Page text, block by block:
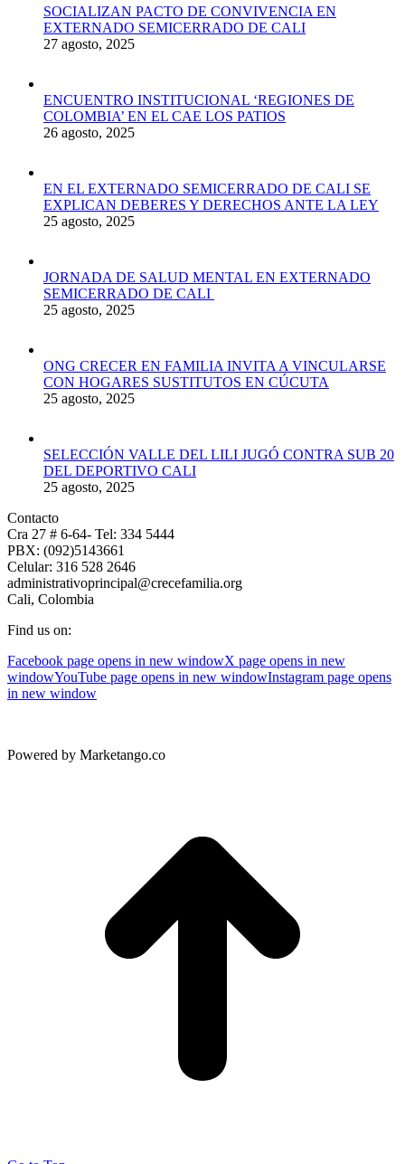
SOCIALIZAN PACTO DE CONVIVENCIA EN
EXTERNADO SEMICERRADO DE CALI
27 agosto, 2025
ENCUENTRO INSTITUCIONAL ‘REGIONES DE
COLOMBIA’ EN EL CAE LOS PATIOS
26 agosto, 2025
EN EL EXTERNADO SEMICERRADO DE CALI SE
EXPLICAN DEBERES Y DERECHOS ANTE LA LEY
25 agosto, 2025
JORNADA DE SALUD MENTAL EN EXTERNADO
SEMICERRADO DE CALI
25 agosto, 2025
ONG CRECER EN FAMILIA INVITA A VINCULARSE
CON HOGARES SUSTITUTOS EN CÚCUTA
25 agosto, 2025
SELECCIÓN VALLE DEL LILI JUGÓ CONTRA SUB 20
DEL DEPORTIVO CALI
25 agosto, 2025
Contacto
Cra 27 # 6-64- Tel: 334 5444
PBX: (092)5143661
Celular: 316 528 2646
administrativoprincipal@crecefamilia.org
Cali, Colombia
Find us on:
Facebook page opens in new windowX page opens in new
windowYouTube page opens in new windowInstagram page opens
in new window
Powered by Marketango.co